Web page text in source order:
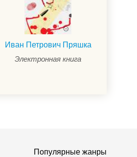
Иван Петрович Пряшка
Электронная книга
Популярные жанры